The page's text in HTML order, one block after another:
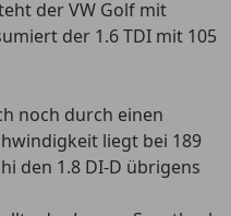
der VW Golf mit
der 1.6 TDI mit 105
noch durch einen
liegt bei 189
den 1.8 DI-D übrigens